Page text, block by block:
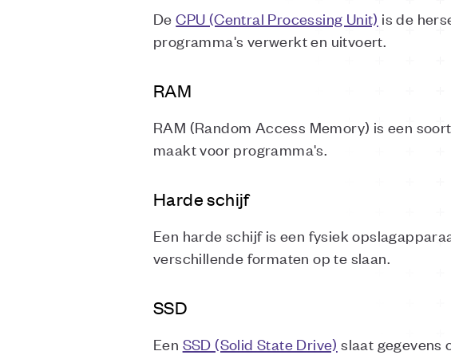
DeCPU (Central Processing Unit) is de
programma's verwerkt en uitvoert.
RAM
RAM (Random Access Memory) is een
maakt voor programma's.
Harde schijf
Een harde schijf is een fysiek
verschillende formaten op te slaan.
SSD
Een SSD (Solid State Drive) slaat gegevens